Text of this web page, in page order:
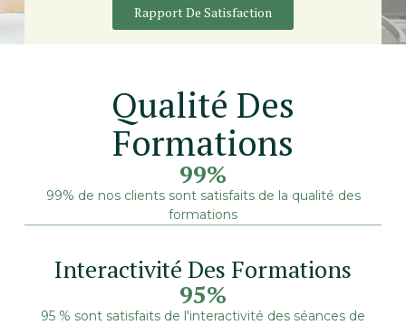
Rapport De Satisfaction
Qualité Des
Formations
99%
99% de nos clients sont satisfaits de la qualité des
formations
Interactivité Des Formations
95%
95 % sont satisfaits de l'interactivité des séances de